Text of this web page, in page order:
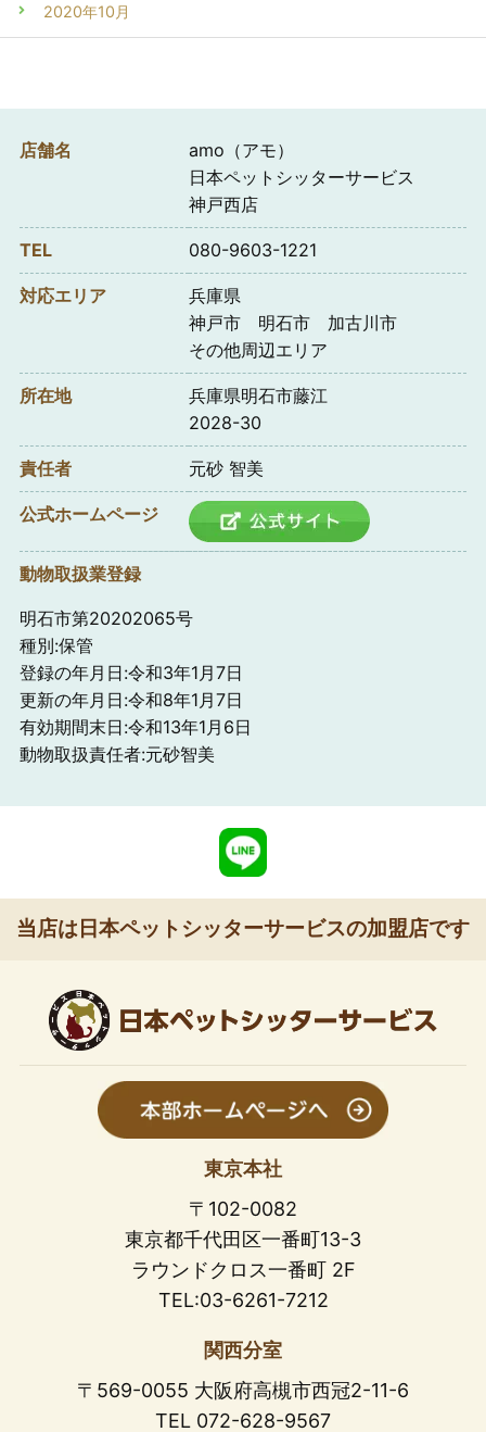
2020年10月
店舗名
amo（アモ）
日本ペットシッターサービス
神戸西店
TEL 080-9603-1221
対応エリア
兵庫県
神戸市 明石市 加古川市
その他周辺エリア
所在地
兵庫県明石市藤江
2028-30
責任者 元砂 智美
公式ホームページ
動物取扱業登録
明石市第20202065号
種別:保管
登録の年月日:令和3年1月7日
更新の年月日:令和8年1月7日
有効期間末日:令和13年1月6日
動物取扱責任者:元砂智美
当店は日本ペットシッターサービスの加盟店です
東京本社
〒102-0082
東京都千代田区一番町13-3
ラウンドクロス一番町 2F
TEL:03-6261-7212
関西分室
〒569-0055 大阪府高槻市西冠2-11-6
TEL 072-628-9567